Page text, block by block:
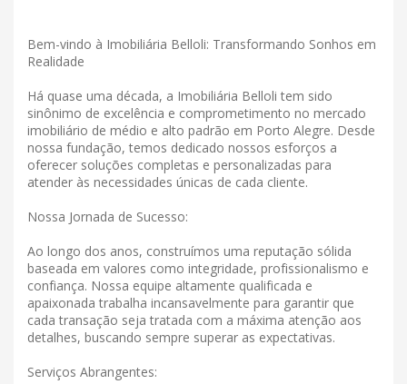
Bem-vindo à Imobiliária Belloli: Transformando Sonhos em
Realidade
Há quase uma década, a Imobiliária Belloli tem sido
sinônimo de excelência e comprometimento no mercado
imobiliário de médio e alto padrão em Porto Alegre. Desde
nossa fundação, temos dedicado nossos esforços a
oferecer soluções completas e personalizadas para
atender às necessidades únicas de cada cliente.
Nossa Jornada de Sucesso:
Ao longo dos anos, construímos uma reputação sólida
baseada em valores como integridade, profissionalismo e
confiança. Nossa equipe altamente qualificada e
apaixonada trabalha incansavelmente para garantir que
cada transação seja tratada com a máxima atenção aos
detalhes, buscando sempre superar as expectativas.
Serviços Abrangentes: